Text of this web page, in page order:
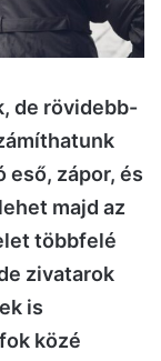
de rövidebb-
eső, zápor, és
majd az
többfelé
zivatarok
is
közé